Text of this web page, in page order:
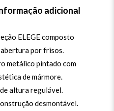
adicional
ELEGE composto
por frisos.
metálico pintado com
de mármore.
altura regulável.
desmontável.